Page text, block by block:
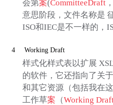
会第案(CommitteeDraft
意思阶段，文件名称是
ISO和IEC是不一样的，
4 Working Draft
样式化样式表以扩展
的软件，它还指向了关
和其它资源（包括我在
工作草案 （Working